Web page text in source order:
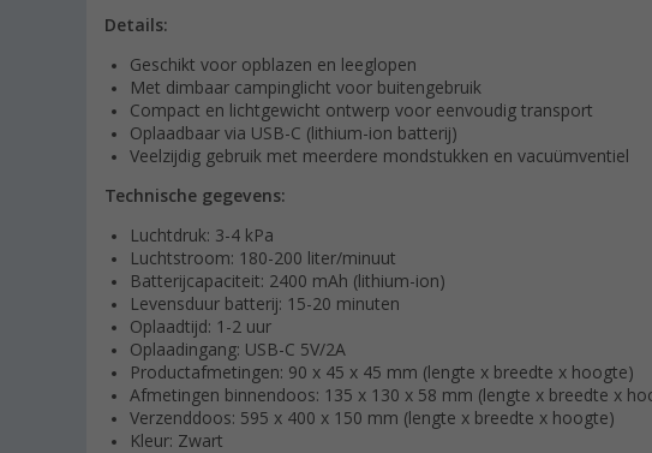
Details:
Geschikt voor opblazen en leeglopen
Met dimbaar campinglicht voor buitengebruik
Compact en lichtgewicht ontwerp voor eenvoudig transport
Oplaadbaar via USB-C (lithium-ion batterij)
Veelzijdig gebruik met meerdere mondstukken en vacuümventiel
Technische gegevens:
Luchtdruk: 3-4 kPa
Luchtstroom: 180-200 liter/minuut
Batterijcapaciteit: 2400 mAh (lithium-ion)
Levensduur batterij: 15-20 minuten
Oplaadtijd: 1-2 uur
Oplaadingang: USB-C 5V/2A
Productafmetingen: 90 x 45 x 45 mm (lengte x breedte x hoogte)
Afmetingen binnendoos: 135 x 130 x 58 mm (lengte x breedte x
Verzenddoos: 595 x 400 x 150 mm (lengte x breedte x hoogte)
Kleur: Zwart